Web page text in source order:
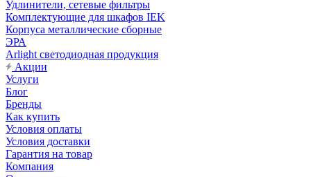
Удлинители, сетевые фильтры
Комплектующие для шкафов IEK
Корпуса металлические сборные
ЭРА
Arlight светодиодная продукция
Акции
Услуги
Блог
Бренды
Как купить
Условия оплаты
Условия доставки
Гарантия на товар
Компания